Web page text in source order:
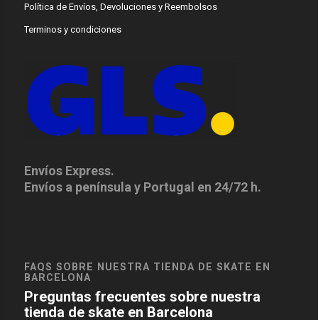
Política de Envíos, Devoluciones y Reembolsos
Terminos y condiciones
Envíos Express.
Envíos a península y Portugal en 24/72 h.
FAQS SOBRE NUESTRA TIENDA DE SKATE EN
BARCELONA
Preguntas frecuentes sobre nuestra
tienda de skate en Barcelona